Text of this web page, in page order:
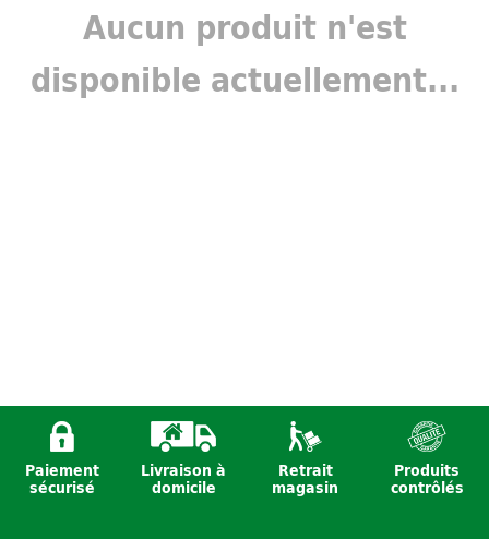
Aucun produit n'est
disponible actuellement...
Paiement
sécurisé
Livraison à
domicile
Retrait
magasin
Produits
contrôlés